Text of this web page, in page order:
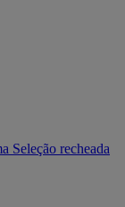
Seleção recheada